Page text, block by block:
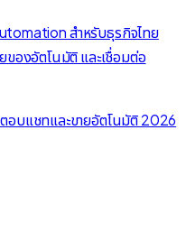
สำหรับธุรกิจไทย
องอัตโนมัติ และเชื่อมต่อ